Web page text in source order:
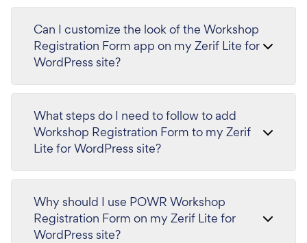
Can I customize the look of the Workshop
Registration Form app on my Zerif Lite for
WordPress site?
What steps do I need to follow to add
Workshop Registration Form to my Zerif
Lite for WordPress site?
Why should I use POWR Workshop
Registration Form on my Zerif Lite for
WordPress site?